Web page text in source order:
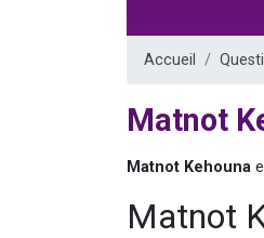
Accueil
Matnot
Matnot Kehouna
Matnot